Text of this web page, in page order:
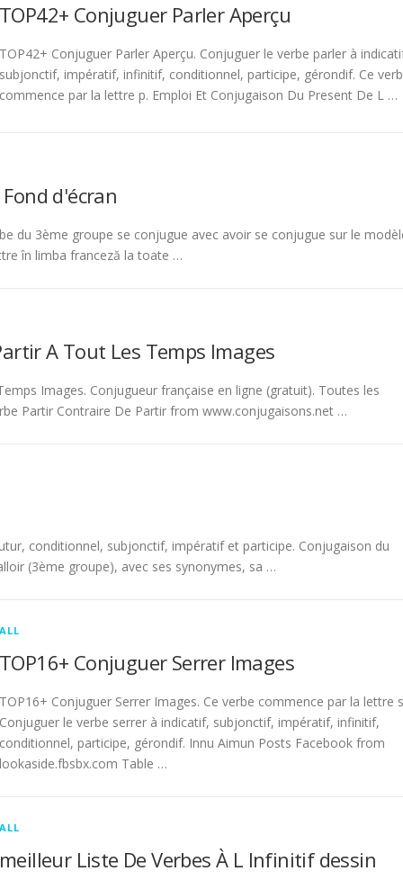
TOP42+ Conjuguer Parler Aperçu
TOP42+ Conjuguer Parler Aperçu. Conjuguer le verbe parler à
subjonctif, impératif, infinitif, conditionnel, participe, gérondif. Ce
commence par la lettre p. Emploi Et Conjugaison Du Present De L …
d'écran
du 3ème groupe se conjugue avec avoir se conjugue sur le
în limba franceză la toate …
A Tout Les Temps Images
Images. Conjugueur française en ligne (gratuit). Toutes les
Partir Contraire De Partir from www.conjugaisons.net …
conditionnel, subjonctif, impératif et participe. Conjugaison du
(3ème groupe), avec ses synonymes, sa …
ALL
TOP16+ Conjuguer Serrer Images
TOP16+ Conjuguer Serrer Images. Ce verbe commence par la lettre
Conjuguer le verbe serrer à indicatif, subjonctif, impératif, infinitif,
conditionnel, participe, gérondif. Innu Aimun Posts Facebook from
lookaside.fbsbx.com Table …
ALL
meilleur Liste De Verbes À L Infinitif dessin